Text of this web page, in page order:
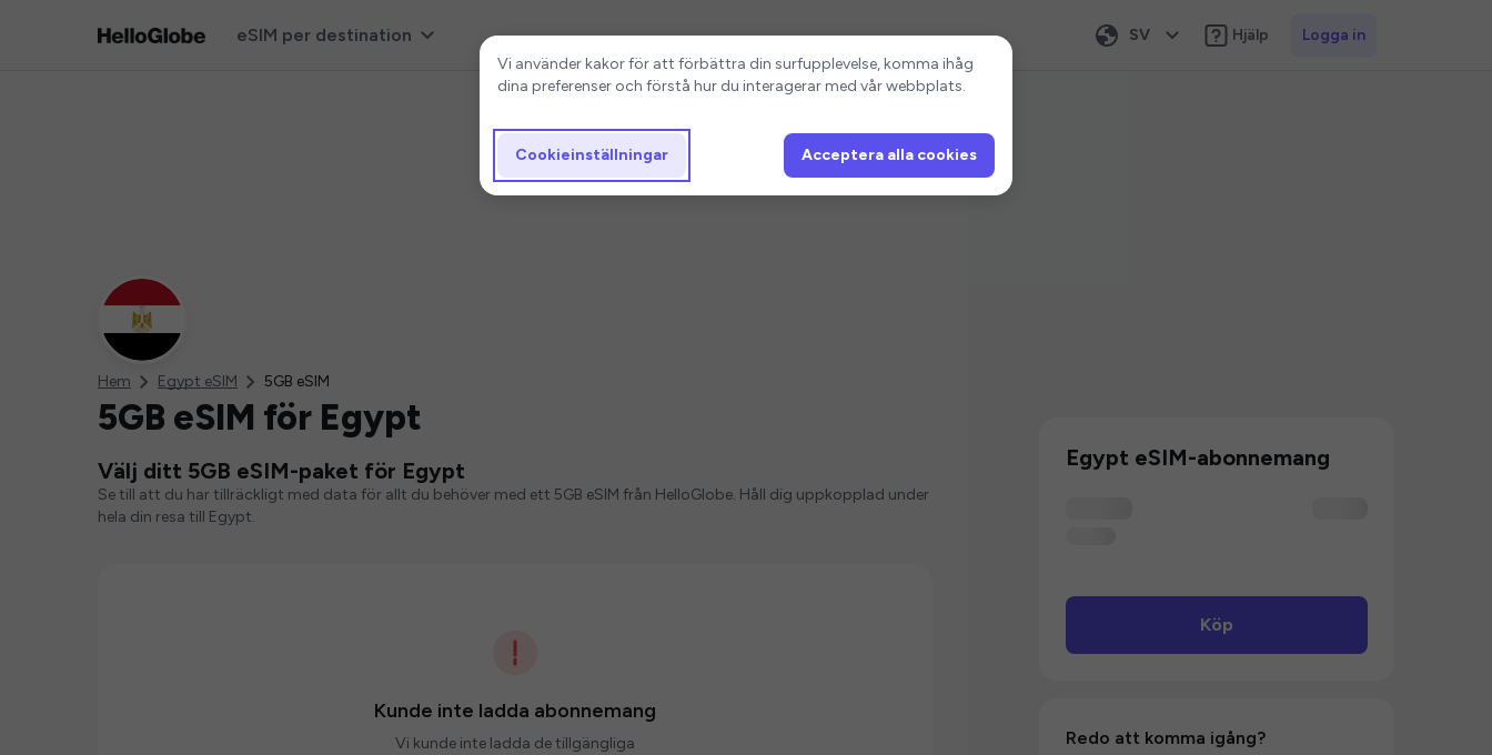
eSIM per destination SV Hjälp Logga in
Hem Egypt eSIM 5GB eSIM
5GB eSIM för Egypt
Välj ditt 5GB eSIM-paket för Egypt
Se till att du har tillräckligt med data för allt du behöver med ett 5GB eSIM från HelloGlobe. Håll dig uppkopplad under
hela din resa till Egypt.
Kunde inte ladda abonnemang
Vi kunde inte ladda de tillgängliga
Egypt eSIM-abonnemang
Köp
Redo att komma igång?
Cookieinställningar
Vi använder kakor för att förbättra din surfupplevelse, komma ihåg
dina preferenser och förstå hur du interagerar med vår webbplats.
Cookieinställningar Acceptera alla cookies